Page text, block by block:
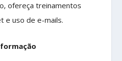
ofereça treinamentos
e uso de e-mails.